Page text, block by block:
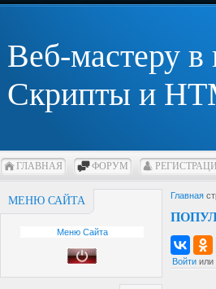
Веб-мастеру
Скрипты и
ГЛАВНАЯ ФОРУМ
МЕНЮ САЙТА
Меню Сайта
Главная
Войти или